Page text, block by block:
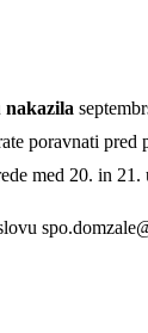
poravnati
med 20. in